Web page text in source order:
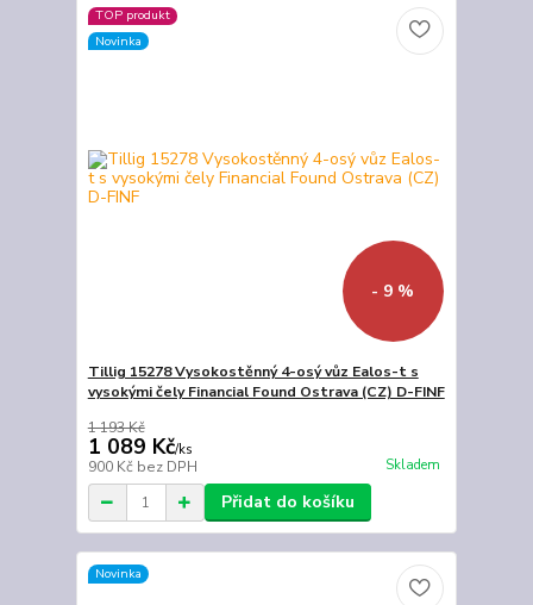
TOP produkt
Novinka
- 9 %
Tillig 15278 Vysokostěnný 4-osý vůz Ealos-t s
vysokými čely Financial Found Ostrava (CZ) D-FINF
1 193 Kč
1 089 Kč/ks
900 Kč bez DPH Skladem
Přidat do košíku
Novinka